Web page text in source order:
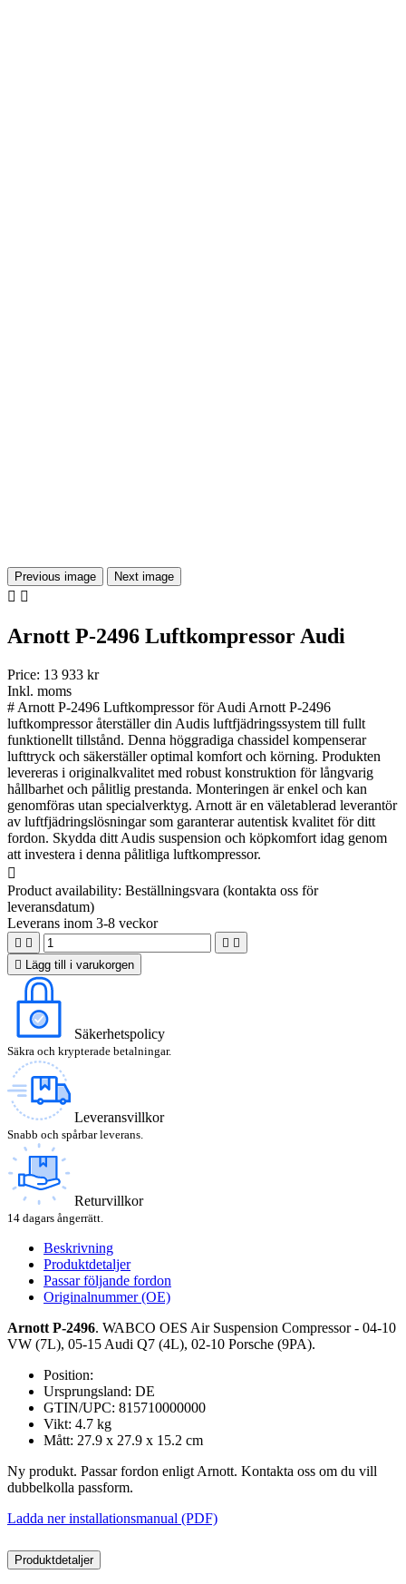
Previous image Next image
 
Arnott P-2496 Luftkompressor Audi
Price: 13 933 kr
Inkl. moms
# Arnott P-2496 Luftkompressor för Audi Arnott P-2496
luftkompressor återställer din Audis luftfjädringssystem till fullt
funktionellt tillstånd. Denna höggradiga chassidel kompenserar
lufttryck och säkerställer optimal komfort och körning. Produkten
levereras i originalkvalitet med robust konstruktion för långvarig
hållbarhet och pålitlig prestanda. Monteringen är enkel och kan
genomföras utan specialverktyg. Arnott är en väletablerad leverantör
av luftfjädringslösningar som garanterar autentisk kvalitet för ditt
fordon. Skydda ditt Audis suspension och köpkomfort idag genom
att investera i denna pålitliga luftkompressor.

Product availability: Beställningsvara (kontakta oss för
leveransdatum)
Leverans inom 3-8 veckor
   

Lägg till i varukorgen
Säkerhetspolicy
Säkra och krypterade betalningar.
Leveransvillkor
Snabb och spårbar leverans.
Returvillkor
14 dagars ångerrätt.
Beskrivning
Produktdetaljer
Passar följande fordon
Originalnummer (OE)
Arnott P-2496. WABCO OES Air Suspension Compressor - 04-10
VW (7L), 05-15 Audi Q7 (4L), 02-10 Porsche (9PA).
Position:
Ursprungsland: DE
GTIN/UPC: 815710000000
Vikt: 4.7 kg
Mått: 27.9 x 27.9 x 15.2 cm
Ny produkt. Passar fordon enligt Arnott. Kontakta oss om du vill
dubbelkolla passform.
Ladda ner installationsmanual (PDF)
Produktdetaljer